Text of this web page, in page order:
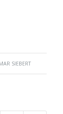
SIEBERT